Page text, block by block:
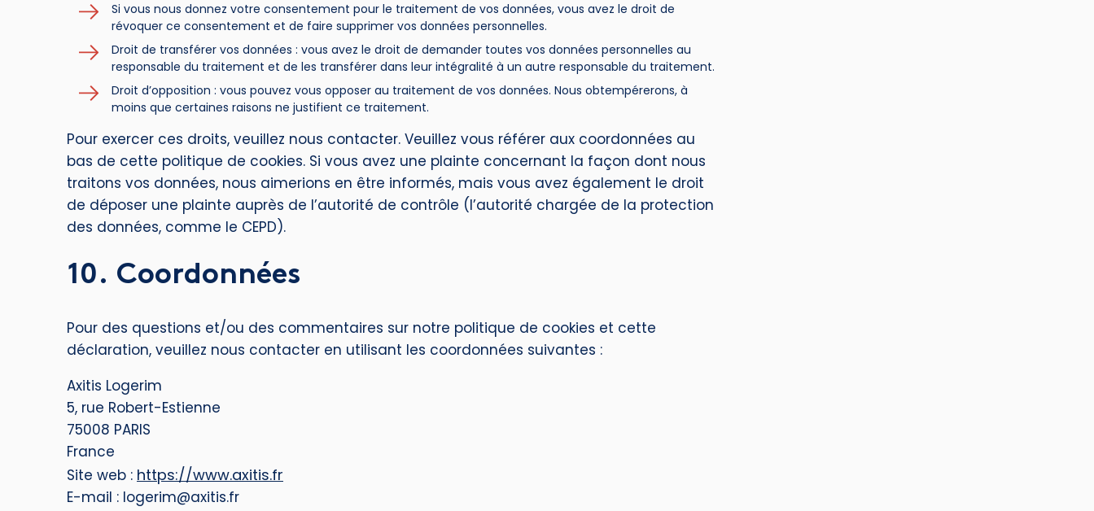
Si vous nous donnez votre consentement pour le traitement de vos données, vous avez le droit de
révoquer ce consentement et de faire supprimer vos données personnelles.
Droit de transférer vos données : vous avez le droit de demander toutes vos données personnelles au
responsable du traitement et de les transférer dans leur intégralité à un autre responsable du traitement.
Droit d’opposition : vous pouvez vous opposer au traitement de vos données. Nous obtempérerons, à
moins que certaines raisons ne justifient ce traitement.
Pour exercer ces droits, veuillez nous contacter. Veuillez vous référer aux coordonnées au
bas de cette politique de cookies. Si vous avez une plainte concernant la façon dont nous
traitons vos données, nous aimerions en être informés, mais vous avez également le droit
de déposer une plainte auprès de l’autorité de contrôle (l’autorité chargée de la protection
des données, comme le CEPD).
10. Coordonnées
Pour des questions et/ou des commentaires sur notre politique de cookies et cette
déclaration, veuillez nous contacter en utilisant les coordonnées suivantes :
Axitis Logerim
5, rue Robert-Estienne
75008 PARIS
France
Site web : https://www.axitis.fr
E-mail : rf.sitixa@miregol